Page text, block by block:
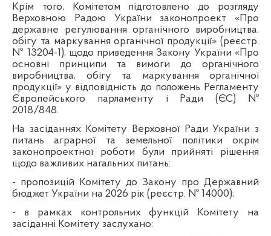
Крім того, Комітетом підготовлено до розгляду
Верховною Радою України законопроект «Про
державне регулювання органічного виробництва,
обігу та маркування органічної продукції» (реєстр.
№ 13204-1), щодо приведення Закону України «Про
основні принципи та вимоги до органічного
виробництва, обігу та маркування органічної
продукції» у відповідність до положень Регламенту
Європейського парламенту і Ради (ЄС) №
2018/848.
На засіданнях Комітету Верховної Ради України з
питань аграрної та земельної політики окрім
законопроектної роботи були прийняті рішення
щодо важливих нагальних питань:
- пропозицій Комітету до Закону про Державний
бюджет України на 2026 рік (реєстр. № 14000);
- в рамках контрольних функцій Комітету на
засіданні Комітету заслухано: